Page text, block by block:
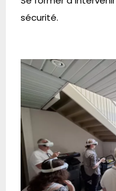
sécurité.